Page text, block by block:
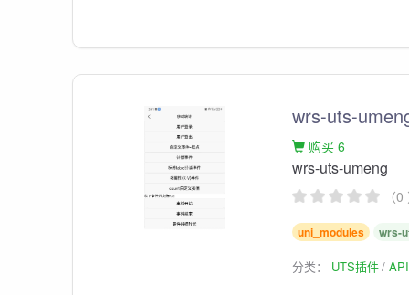
wrs-uts-
购买 6
wrs-uts-umeng
（
uni_modules wrs-
分类： UTS插件